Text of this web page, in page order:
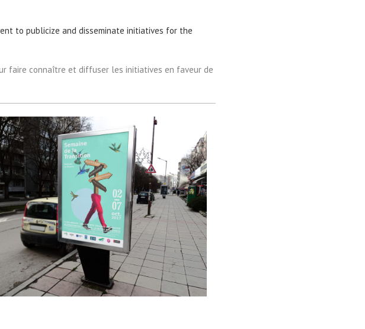
to publicize and disseminate initiatives for the
faire connaître et diffuser les initiatives en faveur de